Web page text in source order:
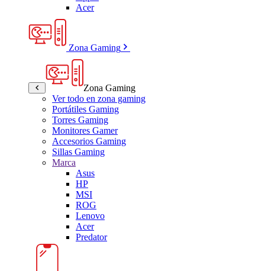
Acer
Zona Gaming
Zona Gaming
Ver todo en zona gaming
Portátiles Gaming
Torres Gaming
Monitores Gamer
Accesorios Gaming
Sillas Gaming
Marca
Asus
HP
MSI
ROG
Lenovo
Acer
Predator